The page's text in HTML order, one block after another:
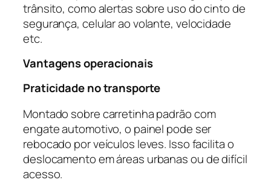
trânsito, como alertas sobre uso do cinto de
segurança, celular ao volante, velocidade
etc.
Vantagens operacionais
Praticidade no transporte
Montado sobre carretinha padrão com
engate automotivo, o painel pode ser
rebocado por veículos leves. Isso facilita o
deslocamento em áreas urbanas ou de difícil
acesso.